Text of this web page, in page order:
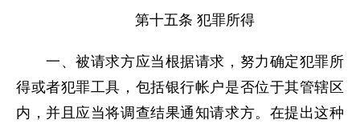
第十五条 犯罪所得
一、被请求方应当根据请求，努力确定犯罪所
得或者犯罪工具，包括银行帐户是否位于其管辖区
内，并且应当将调查结果通知请求方。在提出这种